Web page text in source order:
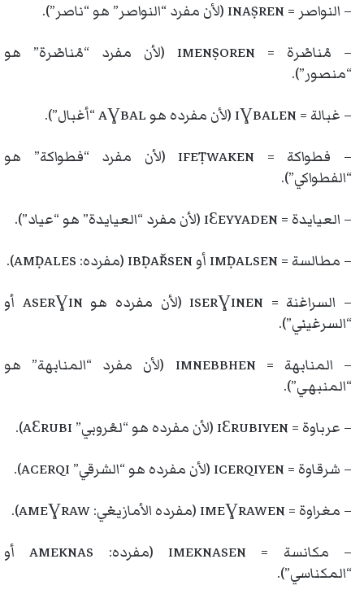
– النواصر = INAṢREN (لأن مفرد “النواصر” هو “ناصر”).
– مْناصْرة = IMENṢOREN (لأن مفرد “مْناصْرة” هو
“منصور”).
– غبالة = IƔBALEN (لأن مفرده هو AƔBAL “أغبال”).
– فطواكة = IFEṬWAKEN (لأن مفرد “فطواكة” هو
“الفطواكي”).
– العيايدة = IƐEYYADEN (لأن مفرد “العيايدة” هو “عياد”).
– مطالسة = IMḌALSEN أو IBḌAŘSEN (مفرده: AMḌALES).
– السراغنة = ISERƔINEN (لأن مفرده هو ASERƔIN أو
“السرغيني”).
– المنابهة = IMNEBBHEN (لأن مفرد “المنابهة” هو
“المنبهي”).
– عرباوة = IƐRUBIYEN (لأن مفرده هو “لعْروبي” AƐRUBI).
– شرقاوة = ICERQIYEN (لأن مفرده هو “الشرقي” ACERQI).
– مغراوة = IMEƔRAWEN (مفرده الأمازيغي: AMEƔRAW).
– مكانسة = IMEKNASEN (مفرده: AMEKNAS أو
“المكناسي”).